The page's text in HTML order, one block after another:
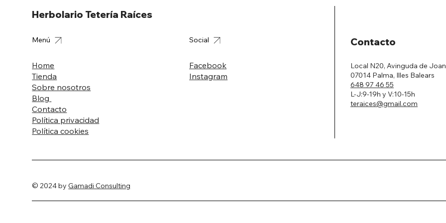
Herbolario Tetería Raíces
© 2024 byGamadi Consulting
Local N20, Avinguda de
07014 Palma, Illes Balears
648 97 46 55
L-J:9-19h y V:10-15h
teraices@gmail.com
Contacto
Home
Tienda
Sobre nosotros
Blog
Contacto
Política privacidad
Política cookies
Menú
Facebook
Instagram
Social